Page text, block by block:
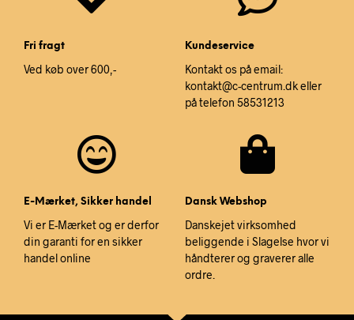
Fri fragt
Ved køb over 600,-
Kundeservice
Kontakt os på email:
kontakt@c-centrum.dk eller
på telefon 58531213
E-Mærket, Sikker handel
Vi er E-Mærket og er derfor
din garanti for en sikker
handel online
Dansk Webshop
Danskejet virksomhed
beliggende i Slagelse hvor vi
håndterer og graverer alle
ordre.